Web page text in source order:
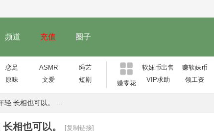
频道 充值 圈子
恋足 ASMR
绳艺
原味
文爱 短剧 赚零花
软妹币出售 赚软妹币
VIP求助
领工资
长相也可以。 ...
相也可以。 [复制链接]